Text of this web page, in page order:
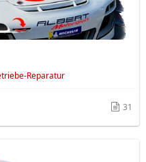
Reparatur
31